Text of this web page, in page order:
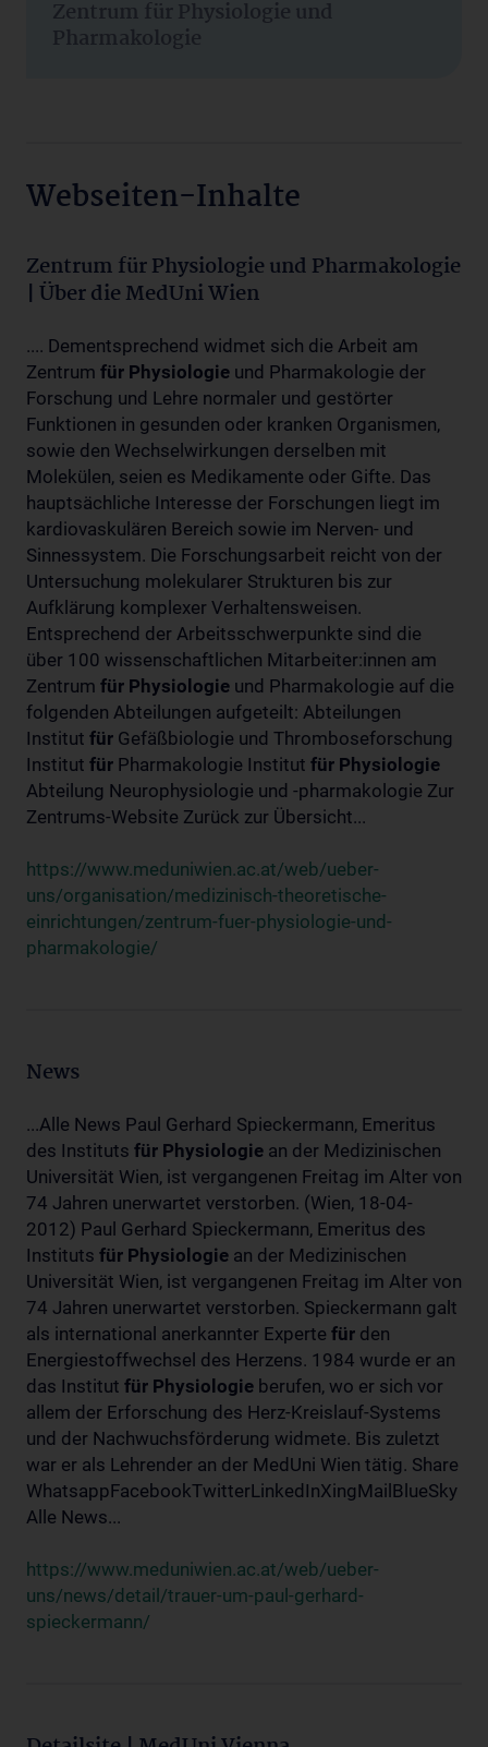
Zentrum für Physiologie und
Pharmakologie
Webseiten-Inhalte
Zentrum für Physiologie und Pharmakologie
| Über die MedUni Wien
.... Dementsprechend widmet sich die Arbeit am
Zentrum für Physiologie und Pharmakologie der
Forschung und Lehre normaler und gestörter
Funktionen in gesunden oder kranken Organismen,
sowie den Wechselwirkungen derselben mit
Molekülen, seien es Medikamente oder Gifte. Das
hauptsächliche Interesse der Forschungen liegt im
kardiovaskulären Bereich sowie im Nerven- und
Sinnessystem. Die Forschungsarbeit reicht von der
Untersuchung molekularer Strukturen bis zur
Aufklärung komplexer Verhaltensweisen.
Entsprechend der Arbeitsschwerpunkte sind die
über 100 wissenschaftlichen Mitarbeiter:innen am
Zentrum für Physiologie und Pharmakologie auf die
folgenden Abteilungen aufgeteilt: Abteilungen
Institut für Gefäßbiologie und Thromboseforschung
Institut für Pharmakologie Institut für Physiologie
Abteilung Neurophysiologie und -pharmakologie Zur
Zentrums-Website Zurück zur Übersicht...
https://www.meduniwien.ac.at/web/ueber-
uns/organisation/medizinisch-theoretische-
einrichtungen/zentrum-fuer-physiologie-und-
pharmakologie/
News
...Alle News Paul Gerhard Spieckermann, Emeritus
des Instituts für Physiologie an der Medizinischen
Universität Wien, ist vergangenen Freitag im Alter von
74 Jahren unerwartet verstorben. (Wien, 18-04-
2012) Paul Gerhard Spieckermann, Emeritus des
Instituts für Physiologie an der Medizinischen
Universität Wien, ist vergangenen Freitag im Alter von
74 Jahren unerwartet verstorben. Spieckermann galt
als international anerkannter Experte für den
Energiestoffwechsel des Herzens. 1984 wurde er an
das Institut für Physiologie berufen, wo er sich vor
allem der Erforschung des Herz-Kreislauf-Systems
und der Nachwuchsförderung widmete. Bis zuletzt
war er als Lehrender an der MedUni Wien tätig. Share
WhatsappFacebookTwitterLinkedInXingMailBlueSky
Alle News...
https://www.meduniwien.ac.at/web/ueber-
uns/news/detail/trauer-um-paul-gerhard-
spieckermann/